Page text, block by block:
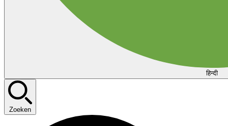
हिन्दी
Zoeken